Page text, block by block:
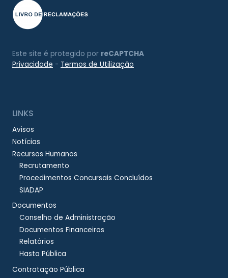
Este site é protegido por reCAPTCHA
Privacidade - Termos de Utilização
LINKS
Avisos
Notícias
Recursos Humanos
Recrutamento
Procedimentos Concursais Concluídos
SIADAP
Documentos
Conselho de Administração
Documentos Financeiros
Relatórios
Hasta Pública
Contratação Pública